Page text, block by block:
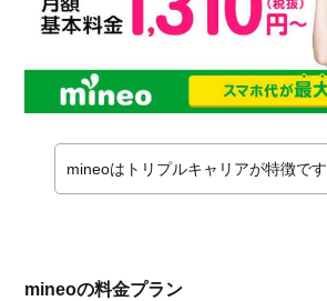
mineoはトリプルキャリアが特徴です
mineoの料金プラン